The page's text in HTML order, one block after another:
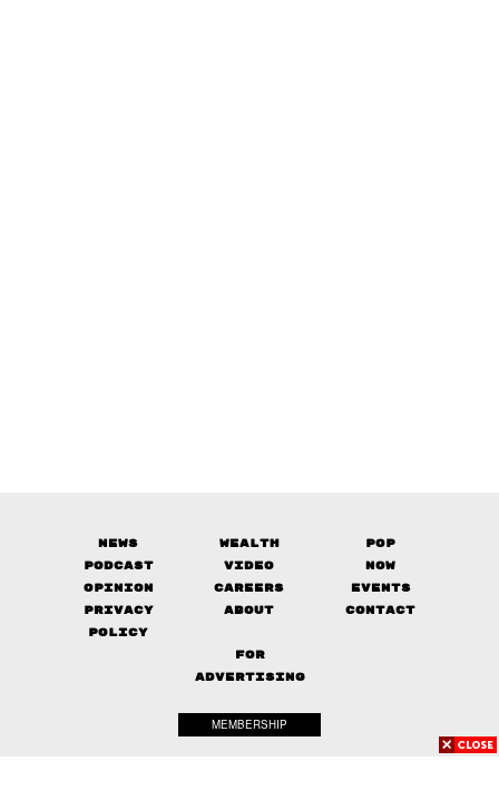
News Wealth
Pop
Podcast
Video
Now
Opinion
Careers
Events
Privacy
Policy
About Contact
FOR
ADVERTISING
MEMBERSHIP